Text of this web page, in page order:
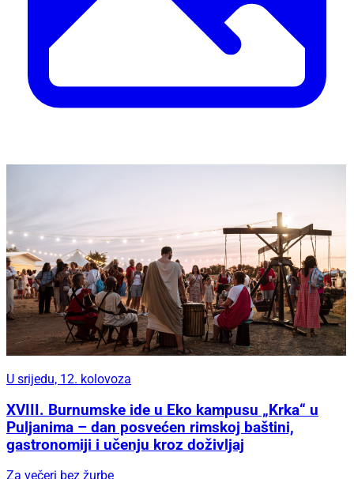
U srijedu, 12. kolovoza
XVIII. Burnumske ide u Eko kampusu „Krka“ u
Puljanima – dan posvećen rimskoj baštini,
gastronomiji i učenju kroz doživljaj
Za večeri bez žurbe